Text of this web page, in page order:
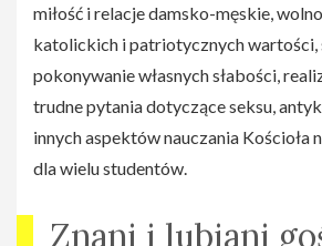
miłość i relacje damsko-męskie,
katolickich i patriotycznych wartości,
pokonywanie własnych słabości,
trudne pytania dotyczące seksu,
innych aspektów nauczania Kościoła
dla wielu studentów.
Znani i lubiani